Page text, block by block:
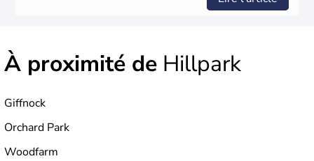
À proximité de Hillpark
Giffnock
Orchard Park
Woodfarm